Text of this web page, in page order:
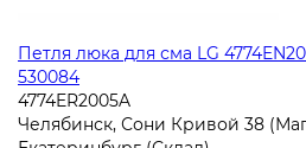
Петля люка для сма LG
530084
4774ER2005A
Челябинск, Сони Кривой 38